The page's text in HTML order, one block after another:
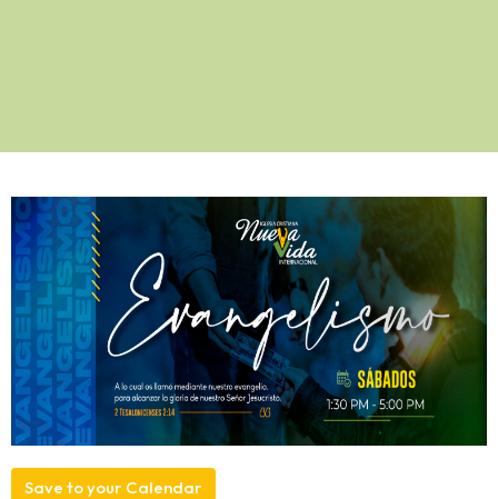
Save to your Calendar